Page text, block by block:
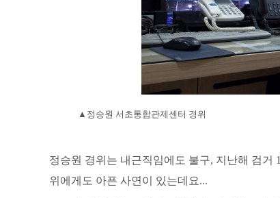
▲정승원 서초통합관제센터 경위
정승원 경위는 내근직임에도 불구, 지난해 검거
위에게도 아픈 사연이 있는데요...